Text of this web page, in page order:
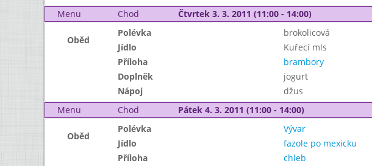
Menu
Chod Čtvrtek 3. 3. 2011 (11:00 - 14:00)
Oběd
Polévka
brokolicová
Jídlo
Kuřecí mls
Příloha
brambory
Doplněk
jogurt
Nápoj
džus
Menu
Chod Pátek 4. 3. 2011 (11:00 - 14:00)
Oběd
Polévka
Vývar
Jídlo
fazole po mexicku
Příloha
chleb